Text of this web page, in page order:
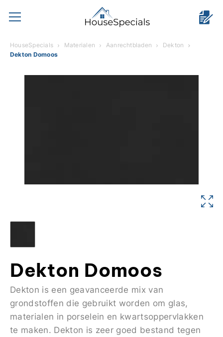
HouseSpecials Materialen Aanrechtbladen
Dekton
Dekton Domoos
Dekton Domoos
Dekton is een geavanceerde mix van
grondstoffen die gebruikt worden om glas,
materialen in porselein en kwartsoppervlakken
te maken. Dekton is zeer goed bestand tegen